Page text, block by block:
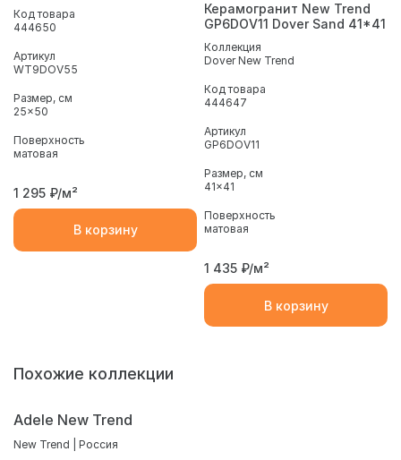
Код товара
444650
Артикул
WT9DOV55
Размер, см
25x50
Поверхность
матовая
1 295 ₽/м²
В корзину
Керамогранит New Trend
GP6DOV11 Dover Sand 41*41
Коллекция
Dover New Trend
Код товара
444647
Артикул
GP6DOV11
Размер, см
41x41
Поверхность
матовая
1 435 ₽/м²
В корзину
Похожие коллекции
Adele New Trend
New Trend | Россия